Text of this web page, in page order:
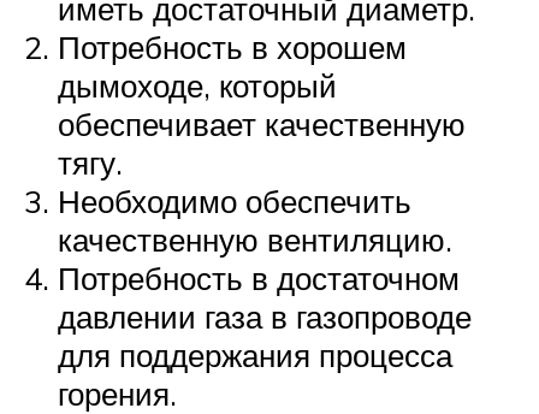
иметь достаточный диаметр.
Потребность в хорошем
дымоходе, который
обеспечивает качественную
тягу.
Необходимо обеспечить
качественную вентиляцию.
Потребность в достаточном
давлении газа в газопроводе
для поддержания процесса
горения.